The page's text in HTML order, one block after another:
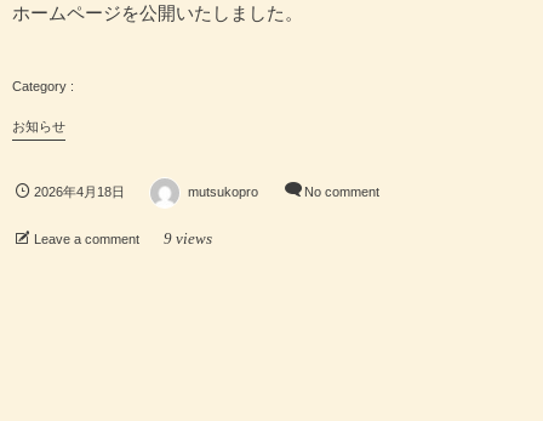
ホームページを公開いたしました。
お知らせ
2026年4月18日 mutsukopro No comment
Leave a comment 9 views